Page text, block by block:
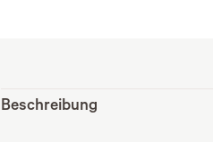
Beschreibung